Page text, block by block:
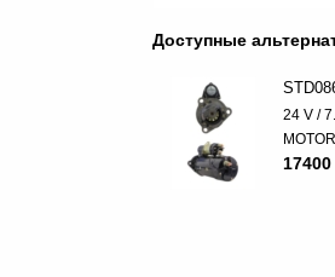
Доступные
24 V /